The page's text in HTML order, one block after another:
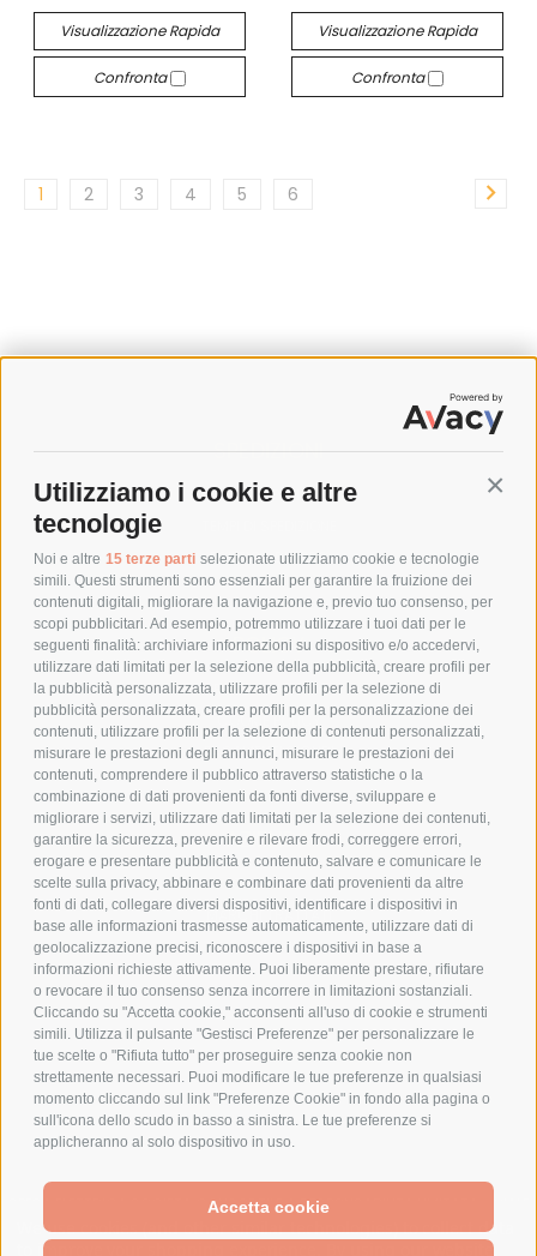
Utilizziamo i cookie e altre
tecnologie
Noi e altre 15 terze parti selezionate utilizziamo cookie e tecnologie
simili. Questi strumenti sono essenziali per garantire la fruizione dei
contenuti digitali, migliorare la navigazione e, previo tuo consenso, per
scopi pubblicitari. Ad esempio, potremmo utilizzare i tuoi dati per le
seguenti finalità: archiviare informazioni su dispositivo e/o accedervi,
utilizzare dati limitati per la selezione della pubblicità, creare profili per
la pubblicità personalizzata, utilizzare profili per la selezione di
pubblicità personalizzata, creare profili per la personalizzazione dei
contenuti, utilizzare profili per la selezione di contenuti personalizzati,
misurare le prestazioni degli annunci, misurare le prestazioni dei
contenuti, comprendere il pubblico attraverso statistiche o la
combinazione di dati provenienti da fonti diverse, sviluppare e
migliorare i servizi, utilizzare dati limitati per la selezione dei contenuti,
garantire la sicurezza, prevenire e rilevare frodi, correggere errori,
erogare e presentare pubblicità e contenuto, salvare e comunicare le
scelte sulla privacy, abbinare e combinare dati provenienti da altre
fonti di dati, collegare diversi dispositivi, identificare i dispositivi in
base alle informazioni trasmesse automaticamente, utilizzare dati di
geolocalizzazione precisi, riconoscere i dispositivi in base a
informazioni richieste attivamente. Puoi liberamente prestare, rifiutare
o revocare il tuo consenso senza incorrere in limitazioni sostanziali.
Cliccando su "Accetta cookie," acconsenti all'uso di cookie e strumenti
simili. Utilizza il pulsante "Gestisci Preferenze" per personalizzare le
tue scelte o "Rifiuta tutto" per proseguire senza cookie non
strettamente necessari. Puoi modificare le tue preferenze in qualsiasi
momento cliccando sul link "Preferenze Cookie" in fondo alla pagina o
sull'icona dello scudo in basso a sinistra. Le tue preferenze si
applicheranno al solo dispositivo in uso.
Accetta cookie
Visualizzazione Rapida
Confronta
Visualizzazione Rapida
Confronta
1 2 3 4 5 6
SPEDIZIONI
COSTI DI SPEDIZIONE
POLITICA DI RESO
POLICY
PRIVACY POLICY
COOKIE POLICY
PAGAMENTI SICURI
AZIENDA
CHI SIAMO
MARCHI TRATTATI
CONDOMINI
Bonifico
Bancario
SPESA ELETTRICA SOCIETA CONSORTILE A RESPONSABILITA LIMITATA - VIALE
MILANOFIORI, STRADA 4 - PALAZZO A5 20057, ASSAGO MILANO - PARTITA IVA
We use cookies (and other similar technologies) to collect data
to improve your shopping experience.
By using our website,